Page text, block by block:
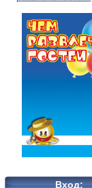
Вход: